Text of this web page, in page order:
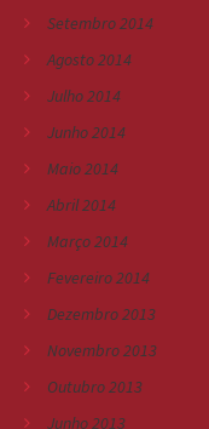
Setembro 2014
Agosto 2014
Julho 2014
Junho 2014
Maio 2014
Abril 2014
Março 2014
Fevereiro 2014
Dezembro 2013
Novembro 2013
Outubro 2013
Junho 2013